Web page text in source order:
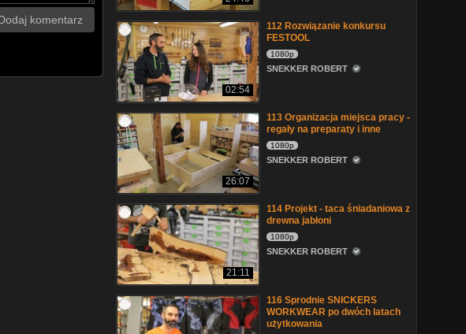
komentarz
02:54
112 Rozwiązanie konkursu
FESTOOL
1080p
SNEKKER ROBERT
26:07
113 Organizacja miejsca pracy -
regały na preparaty i inne
1080p
SNEKKER ROBERT
21:11
114 Projekt - taca śniadaniowa z
drewna jabłoni
1080p
SNEKKER ROBERT
116 Sprodnie SNICKERS
WORKWEAR po dwóch latach
użytkowania